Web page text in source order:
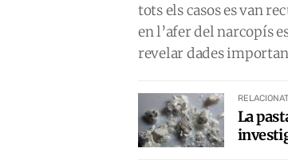
tots els casos es van
en l’afer del narcopís
revelar dades
RELACIONAT
La